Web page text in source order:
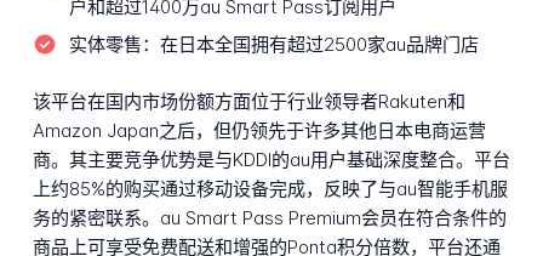
户和超过1400万au Smart Pass订阅用户
实体零售： 在日本全国拥有超过2500家au品牌门店
该平台在国内市场份额方面位于行业领导者Rakuten和
Amazon Japan之后，但仍领先于许多其他日本电商运营
商。其主要竞争优势是与KDDI的au用户基础深度整合。平台
上约85%的购买通过移动设备完成，反映了与au智能手机服
务的紧密联系。au Smart Pass Premium会员在符合条件的
商品上可享受免费配送和增强的Ponta积分倍数，平台还通